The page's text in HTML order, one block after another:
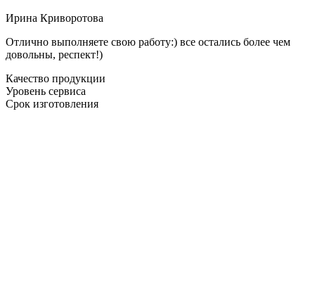
Ирина Криворотова
Отлично выполняете свою работу:) все остались более чем
довольны, респект!)
Качество продукции
Уровень сервиса
Срок изготовления